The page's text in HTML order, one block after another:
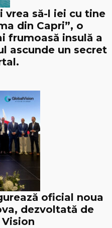
vrea să-l iei cu tine
din Capri”, o
frumoasă insulă a
ascunde un secret
oficial noua
dezvoltată de